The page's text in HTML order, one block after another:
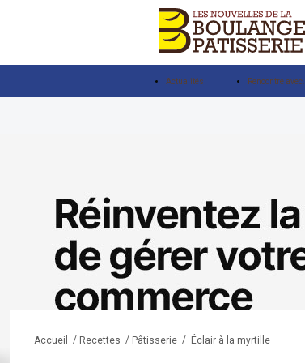
Actualités Rencontre avec…
Accueil / Recettes / Pâtisserie / Éclair à la myrtille